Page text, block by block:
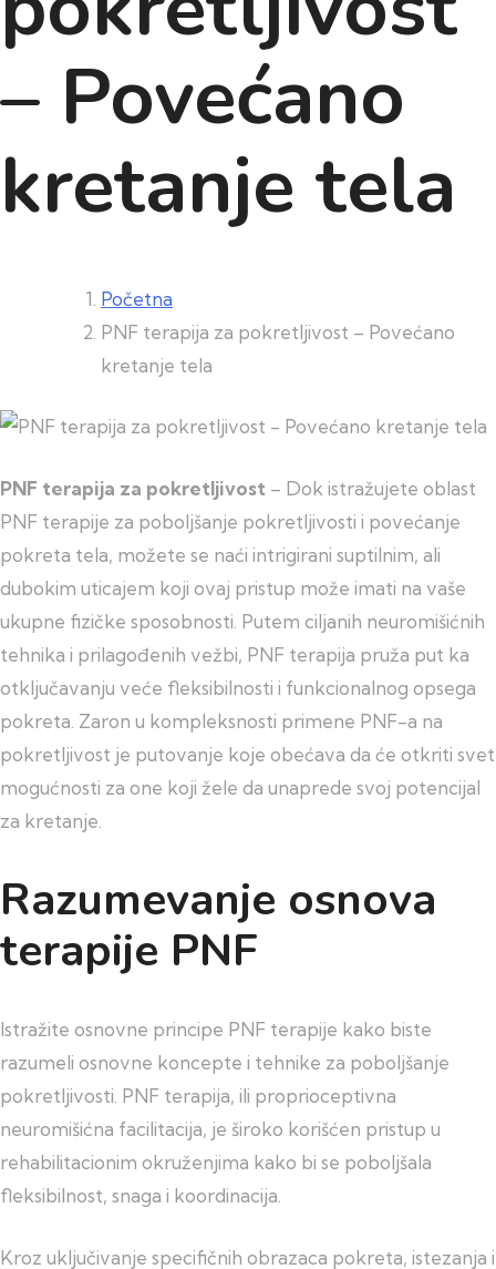
– Povećano
kretanje tela
Početna
PNF terapija za pokretljivost – Povećano
kretanje tela
PNF terapija za pokretljivost – Dok istražujete oblast
PNF terapije za poboljšanje pokretljivosti i povećanje
pokreta tela, možete se naći intrigirani suptilnim, ali
dubokim uticajem koji ovaj pristup može imati na vaše
ukupne fizičke sposobnosti. Putem ciljanih neuromišićnih
tehnika i prilagođenih vežbi, PNF terapija pruža put ka
otključavanju veće fleksibilnosti i funkcionalnog opsega
pokreta. Zaron u kompleksnosti primene PNF-a na
pokretljivost je putovanje koje obećava da će otkriti svet
mogućnosti za one koji žele da unaprede svoj potencijal
za kretanje.
Razumevanje osnova
terapije PNF
Istražite osnovne principe PNF terapije kako biste
razumeli osnovne koncepte i tehnike za poboljšanje
pokretljivosti. PNF terapija, ili proprioceptivna
neuromišićna facilitacija, je široko korišćen pristup u
rehabilitacionim okruženjima kako bi se poboljšala
fleksibilnost, snaga i koordinacija.
Kroz uključivanje specifičnih obrazaca pokreta, istezanja i